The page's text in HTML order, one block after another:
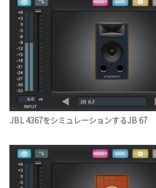
JBL 4367をシミュレーションするJB 67